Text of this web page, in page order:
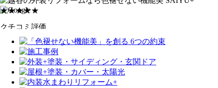
クチコミ評価
★★★★★
★★★★★